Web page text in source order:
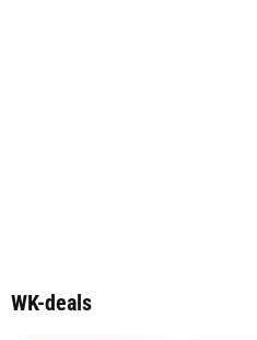
WK-deals